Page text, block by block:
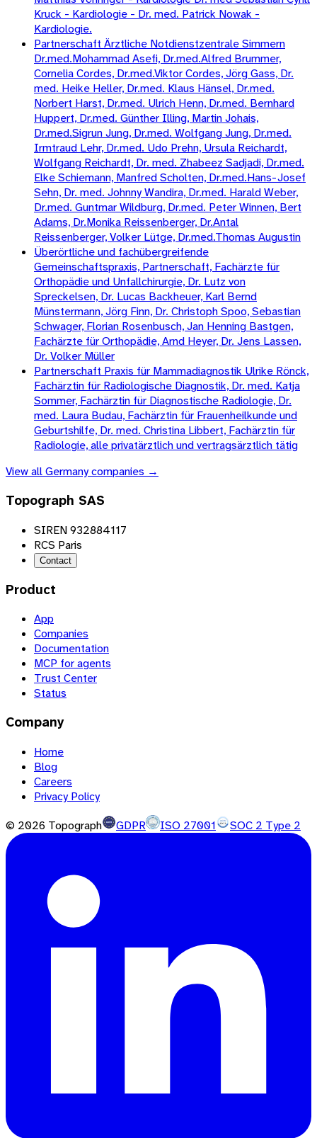
Kruck - Kardiologie - Dr. med. Patrick Nowak -
Kardiologie.
Partnerschaft Ärztliche Notdienstzentrale Simmern
Dr.med.Mohammad Asefi, Dr.med.Alfred Brummer,
Cornelia Cordes, Dr.med.Viktor Cordes, Jörg Gass, Dr.
med. Heike Heller, Dr.med. Klaus Hänsel, Dr.med.
Norbert Harst, Dr.med. Ulrich Henn, Dr.med. Bernhard
Huppert, Dr.med. Günther Illing, Martin Johais,
Dr.med.Sigrun Jung, Dr.med. Wolfgang Jung, Dr.med.
Irmtraud Lehr, Dr.med. Udo Prehn, Ursula Reichardt,
Wolfgang Reichardt, Dr. med. Zhabeez Sadjadi, Dr.med.
Elke Schiemann, Manfred Scholten, Dr.med.Hans-Josef
Sehn, Dr. med. Johnny Wandira, Dr.med. Harald Weber,
Dr.med. Guntmar Wildburg, Dr.med. Peter Winnen, Bert
Adams, Dr.Monika Reissenberger, Dr.Antal
Reissenberger, Volker Lütge, Dr.med.Thomas Augustin
Überörtliche und fachübergreifende
Gemeinschaftspraxis, Partnerschaft, Fachärzte für
Orthopädie und Unfallchirurgie, Dr. Lutz von
Spreckelsen, Dr. Lucas Backheuer, Karl Bernd
Münstermann, Jörg Finn, Dr. Christoph Spoo, Sebastian
Schwager, Florian Rosenbusch, Jan Henning Bastgen,
Fachärzte für Orthopädie, Arnd Heyer, Dr. Jens Lassen,
Dr. Volker Müller
Partnerschaft Praxis für Mammadiagnostik Ulrike Rönck,
Fachärztin für Radiologische Diagnostik, Dr. med. Katja
Sommer, Fachärztin für Diagnostische Radiologie, Dr.
med. Laura Budau, Fachärztin für Frauenheilkunde und
Geburtshilfe, Dr. med. Christina Libbert, Fachärztin für
Radiologie, alle privatärztlich und vertragsärztlich tätig
View allGermanycompanies →
Topograph SAS
SIREN 932884117
RCS Paris
Contact
Product
App
Companies
Documentation
MCP for agents
Trust Center
Status
Company
Home
Blog
Careers
Privacy Policy
© 2026 Topograph GDPR ISO 27001 SOC 2 Type 2